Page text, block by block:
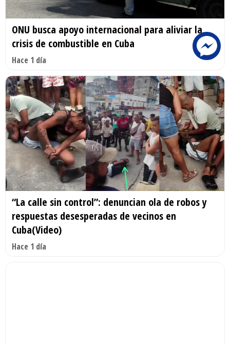
ONU busca apoyo internacional para aliviar la
crisis de combustible en Cuba
Hace 1 día
“La calle sin control”: denuncian ola de robos y
respuestas desesperadas de vecinos en
Cuba(Video)
Hace 1 día